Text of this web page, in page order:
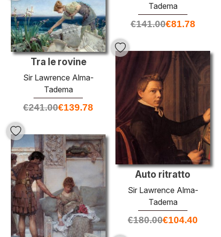
Tadema
€141.00€81.78
Tra le rovine
Sir Lawrence Alma-
Tadema
€241.00€139.78
Auto ritratto
Sir Lawrence Alma-
Tadema
€180.00€104.40